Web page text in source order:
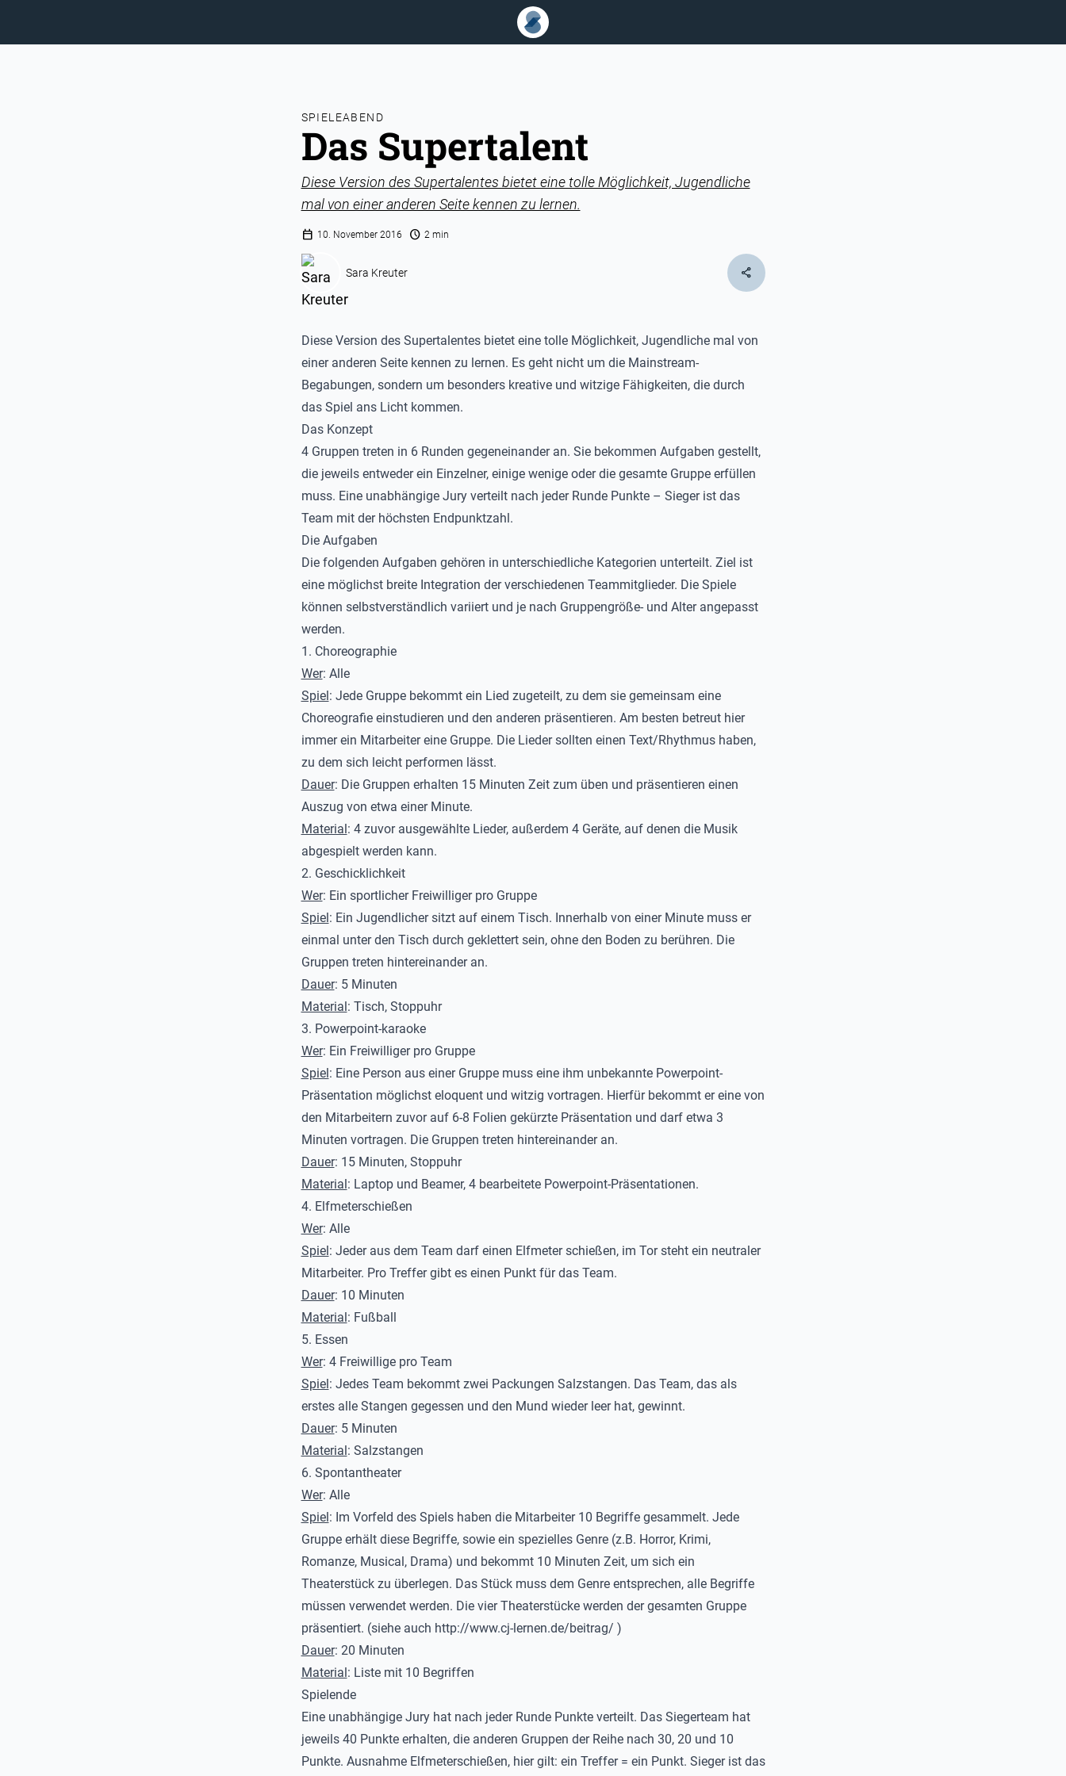
SPIELEABEND
Das Supertalent
Diese Version des Supertalentes bietet eine tolle Möglichkeit, Jugendliche
mal von einer anderen Seite kennen zu lernen.
calendar_today 10. November 2016 schedule 2 min
Sara Kreuter share
Diese Version des Supertalentes bietet eine tolle Möglichkeit, Jugendliche mal von
einer anderen Seite kennen zu lernen. Es geht nicht um die Mainstream-
Begabungen, sondern um besonders kreative und witzige Fähigkeiten, die durch
das Spiel ans Licht kommen.
Das Konzept
4 Gruppen treten in 6 Runden gegeneinander an. Sie bekommen Aufgaben gestellt,
die jeweils entweder ein Einzelner, einige wenige oder die gesamte Gruppe erfüllen
muss. Eine unabhängige Jury verteilt nach jeder Runde Punkte – Sieger ist das
Team mit der höchsten Endpunktzahl.
Die Aufgaben
Die folgenden Aufgaben gehören in unterschiedliche Kategorien unterteilt. Ziel ist
eine möglichst breite Integration der verschiedenen Teammitglieder. Die Spiele
können selbstverständlich variiert und je nach Gruppengröße- und Alter angepasst
werden.
1. Choreographie
Wer: Alle
Spiel: Jede Gruppe bekommt ein Lied zugeteilt, zu dem sie gemeinsam eine
Choreografie einstudieren und den anderen präsentieren. Am besten betreut hier
immer ein Mitarbeiter eine Gruppe. Die Lieder sollten einen Text/Rhythmus haben,
zu dem sich leicht performen lässt.
Dauer: Die Gruppen erhalten 15 Minuten Zeit zum üben und präsentieren einen
Auszug von etwa einer Minute.
Material: 4 zuvor ausgewählte Lieder, außerdem 4 Geräte, auf denen die Musik
abgespielt werden kann.
2. Geschicklichkeit
Wer: Ein sportlicher Freiwilliger pro Gruppe
Spiel: Ein Jugendlicher sitzt auf einem Tisch. Innerhalb von einer Minute muss er
einmal unter den Tisch durch geklettert sein, ohne den Boden zu berühren. Die
Gruppen treten hintereinander an.
Dauer: 5 Minuten
Material: Tisch, Stoppuhr
3. Powerpoint-karaoke
Wer: Ein Freiwilliger pro Gruppe
Spiel: Eine Person aus einer Gruppe muss eine ihm unbekannte Powerpoint-
Präsentation möglichst eloquent und witzig vortragen. Hierfür bekommt er eine von
den Mitarbeitern zuvor auf 6-8 Folien gekürzte Präsentation und darf etwa 3
Minuten vortragen. Die Gruppen treten hintereinander an.
Dauer: 15 Minuten, Stoppuhr
Material: Laptop und Beamer, 4 bearbeitete Powerpoint-Präsentationen.
4. Elfmeterschießen
Wer: Alle
Spiel: Jeder aus dem Team darf einen Elfmeter schießen, im Tor steht ein neutraler
Mitarbeiter. Pro Treffer gibt es einen Punkt für das Team.
Dauer: 10 Minuten
Material: Fußball
5. Essen
Wer: 4 Freiwillige pro Team
Spiel: Jedes Team bekommt zwei Packungen Salzstangen. Das Team, das als
erstes alle Stangen gegessen und den Mund wieder leer hat, gewinnt.
Dauer: 5 Minuten
Material: Salzstangen
6. Spontantheater
Wer: Alle
Spiel: Im Vorfeld des Spiels haben die Mitarbeiter 10 Begriffe gesammelt. Jede
Gruppe erhält diese Begriffe, sowie ein spezielles Genre (z.B. Horror, Krimi,
Romanze, Musical, Drama) und bekommt 10 Minuten Zeit, um sich ein
Theaterstück zu überlegen. Das Stück muss dem Genre entsprechen, alle Begriffe
müssen verwendet werden. Die vier Theaterstücke werden der gesamten Gruppe
präsentiert. (siehe auch http://www.cj-lernen.de/beitrag/ )
Dauer: 20 Minuten
Material: Liste mit 10 Begriffen
Spielende
Eine unabhängige Jury hat nach jeder Runde Punkte verteilt. Das Siegerteam hat
jeweils 40 Punkte erhalten, die anderen Gruppen der Reihe nach 30, 20 und 10
Punkte. Ausnahme Elfmeterschießen, hier gilt: ein Treffer = ein Punkt. Sieger ist das